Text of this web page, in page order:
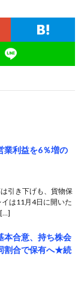
業利益を6％増の
引き下げも、貨物保
は11月4日に開いた
[…]
本合意、持ち株会
割合で保有へ★続